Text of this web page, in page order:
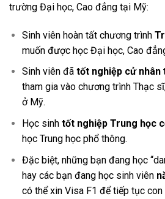
trường Đại học, Cao đẳng tại Mỹ:
Sinh viên hoàn tất chương trình
muốn được học Đại học, Cao
Sinh viên đã tốt nghiệp cử nhân
tham gia vào chương trình Thạc
ở Mỹ.
Học sinh tốt nghiệp Trung học
học Trung học phổ thông.
Đặc biệt, những bạn đang học
hay các bạn đang học sinh viên
có thể xin Visa F1 để tiếp tục